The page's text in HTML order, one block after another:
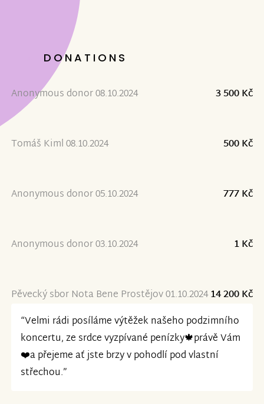
DONATIONS
Anonymous donor 08.10.2024 3 500 Kč
Tomáš Kiml 08.10.2024 500 Kč
Anonymous donor 05.10.2024 777 Kč
Anonymous donor 03.10.2024 1 Kč
Pěvecký sbor Nota Bene Prostějov 01.10.202414 200 Kč
“Velmi rádi posíláme výtěžek našeho podzimního
koncertu, ze srdce vyzpívané penízky🍁právě Vám
❤️a přejeme ať jste brzy v pohodlí pod vlastní
střechou.”